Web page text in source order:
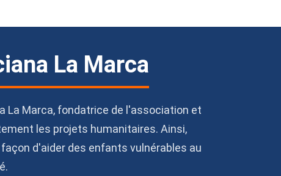
La Marca
La Marca, fondatrice de l'association et
les projets humanitaires. Ainsi,
d'aider des enfants vulnérables au